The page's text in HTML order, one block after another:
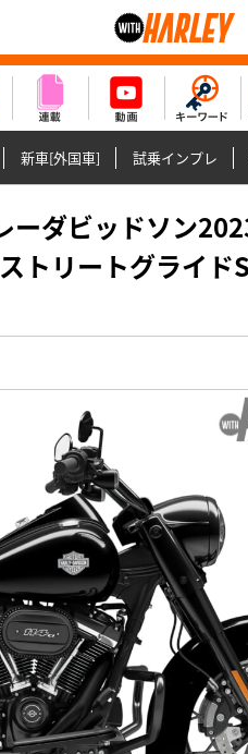
新車[外国車] 試乗インプレ
ダビッドソン
トリートグライド